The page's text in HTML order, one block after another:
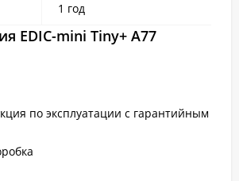
1 год
EDIC-mini Tiny+ A77
по эксплуатации с гарантийным